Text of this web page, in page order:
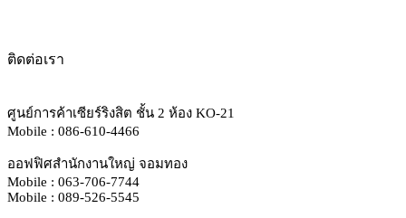
ติดต่อเรา
ศูนย์การค้าเซียร์ริงสิต ชั้น 2 ห้อง KO-21
Mobile : 086-610-4466
ออฟฟิศสำนักงานใหญ่ จอมทอง
Mobile : 063-706-7744
Mobile : 089-526-5545